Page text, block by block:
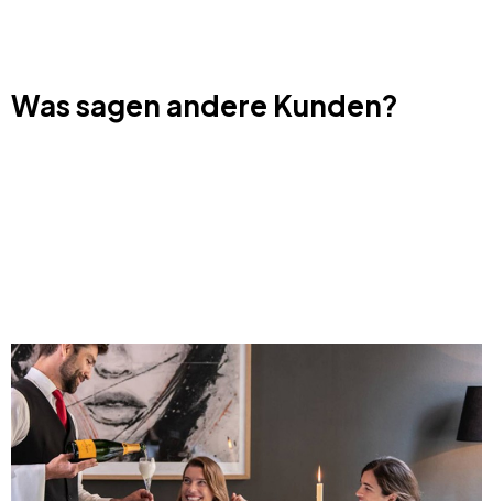
Was sagen andere Kunden?